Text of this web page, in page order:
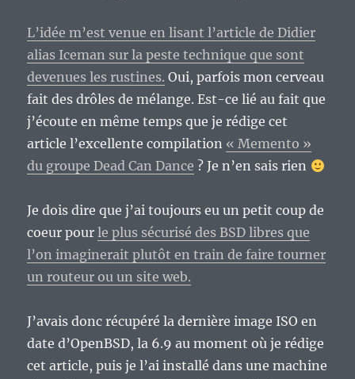
L’idée m’est venue en lisant l’article de Didier
alias Iceman sur la peste technique que sont
devenues les rustines. Oui, parfois mon cerveau
fait des drôles de mélange. Est-ce lié au fait que
j’écoute en même temps que je rédige cet
article l’excellente compilation « Memento »
du groupe Dead Can Dance ? Je n’en sais rien
Je dois dire que j’ai toujours eu un petit coup de
coeur pourle plus sécurisé des BSD libres que
l’on imaginerait plutôt en train de faire tourner
un routeur ou un site web.
J’avais donc récupéré la dernière image ISO en
date d’OpenBSD, la 6.9 au moment où je rédige
cet article, puis je l’ai installé dans une machine